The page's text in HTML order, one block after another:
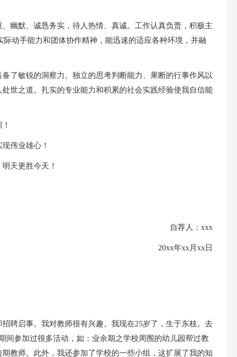
幽默、诚恳务实，待人热情、真诚。工作认真负责，积极主
动手能力和团体协作精神，能迅速的适应各种环境，并融
了敏锐的洞察力、独立的思考判断能力、果断的行事作风以
世之道。扎实的专业能力和积累的社会实践经验使我自信能
伟业雄心！
天更胜今天！
自荐人：xxx
20xx年xx月xx日
聘启事。我对教师很有兴趣。我现在25岁了，生于东枝。去
间参加过很多活动，如：业余期之学校周围的幼儿园帮过教
教师。此外，我还参加了学校的一些小组，这扩展了我的知